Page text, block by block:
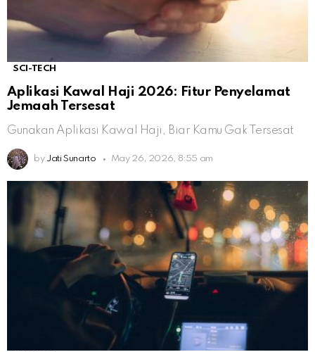
SCI-TECH
Aplikasi Kawal Haji 2026: Fitur Penyelamat
Jemaah Tersesat
Gunakan Aplikasi Kawal Haji, Biar Kamu Gak Tersesat
by Jati Sunarto May 26, 2026, 8:55 am